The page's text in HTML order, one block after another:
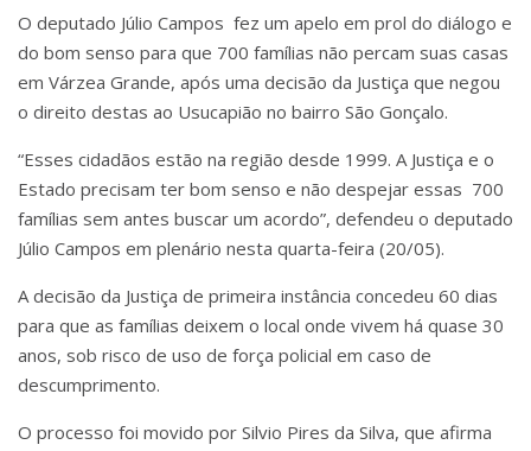
O deputado Júlio Campos fez um apelo em prol do diálogo e
do bom senso para que 700 famílias não percam suas casas
em Várzea Grande, após uma decisão da Justiça que negou
o direito destas ao Usucapião no bairro São Gonçalo.
“Esses cidadãos estão na região desde 1999. A Justiça e o
Estado precisam ter bom senso e não despejar essas 700
famílias sem antes buscar um acordo”, defendeu o deputado
Júlio Campos em plenário nesta quarta-feira (20/05).
A decisão da Justiça de primeira instância concedeu 60 dias
para que as famílias deixem o local onde vivem há quase 30
anos, sob risco de uso de força policial em caso de
descumprimento.
O processo foi movido por Silvio Pires da Silva, que afirma